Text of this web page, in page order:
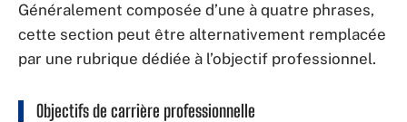
Généralement composée d’une à quatre phrases,
cette section peut être alternativement remplacée
par une rubrique dédiée à l’objectif professionnel.
Objectifs de carrière professionnelle